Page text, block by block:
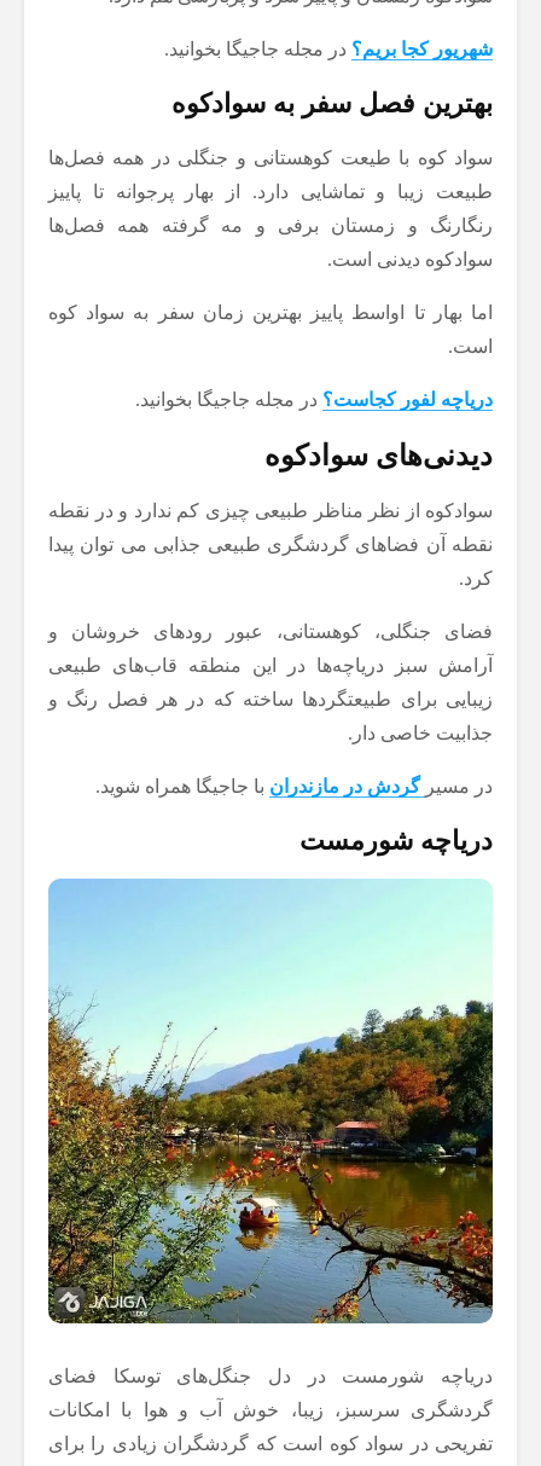
شهریور کجا بریم؟ در مجله جاجیگا بخوانید.
بهترین فصل سفر به سوادکوه
سواد کوه با طیعت کوهستانی و جنگلی در همه فصل‌ها
طبیعت زیبا و تماشایی دارد. از بهار پرجوانه تا پاییز
رنگارنگ و زمستان برفی و مه گرفته همه فصل‌ها
سوادکوه دیدنی است.
اما بهار تا اواسط پاییز بهترین زمان سفر به سواد کوه
است.
دریاچه لفور کجاست؟ در مجله جاجیگا بخوانید.
دیدنی‌های سوادکوه
سوادکوه از نظر مناظر طبیعی چیزی کم ندارد و در نقطه
نقطه آن فضاهای گردشگری طبیعی جذابی می توان پیدا
کرد.
فضای جنگلی، کوهستانی، عبور رودهای خروشان و
آرامش سبز دریاچه‌ها در این منطقه قاب‌های طبیعی
زیبایی برای طبیعتگردها ساخته که در هر فصل رنگ و
جذابیت خاصی دار.
در مسیر گردش در مازندران با جاجیگا همراه شوید.
دریاچه شورمست
دریاچه شورمست در دل جنگل‌های توسکا فضای
گردشگری سرسبز، زیبا، خوش آب و هوا با امکانات
تفریحی در سواد کوه است که گردشگران زیادی را برای